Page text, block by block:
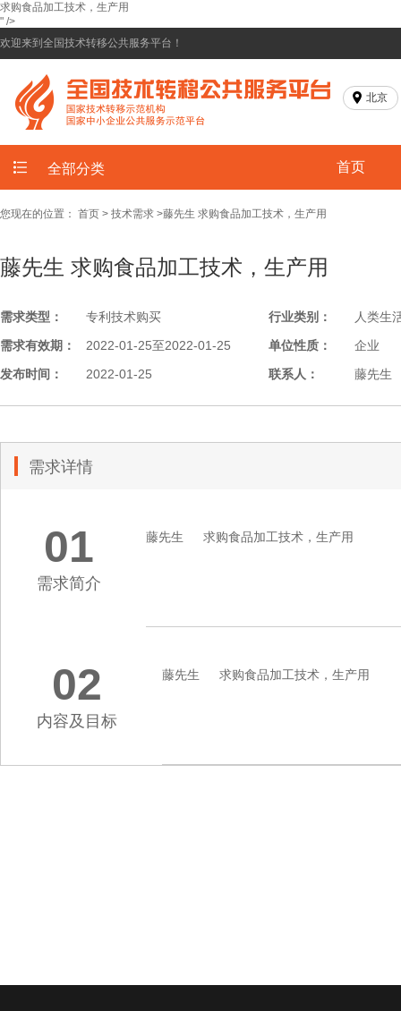
求购食品加工技术，生产用
" />
欢迎来到全国技术转移公共服务平台！
北京
全部分类 首页
您现在的位置： 首页 > 技术需求 >​藤先生 求购食品加工技术，生产用
​藤先生 求购食品加工技术，生产用
需求类型： 专利技术购买 行业类别：
人类生
需求有效期：
2022-01-25至2022-01-25 单位性质：
企业
发布时间：
2022-01-25 联系人： ​藤先生
需求详情
01
需求简介
藤先生 求购食品加工技术，生产用
02
内容及目标
藤先生 求购食品加工技术，生产用